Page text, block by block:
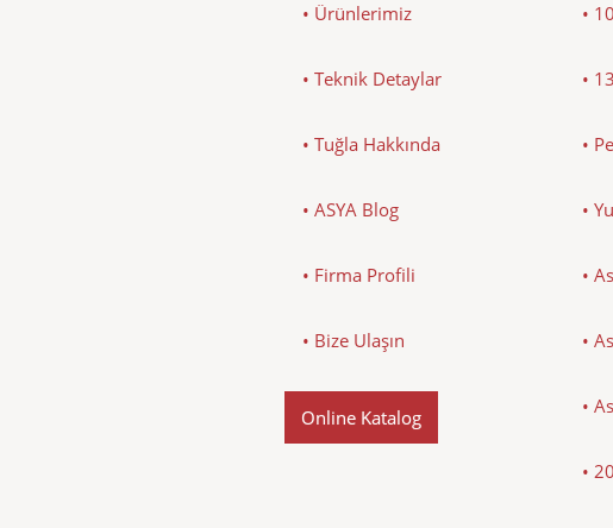
• Ürünlerimiz
• Teknik Detaylar
• Tuğla Hakkında
• ASYA Blog
• Firma Profili
• Bize Ulaşın
Online Katalog
•
•
•
•
•
•
•
•